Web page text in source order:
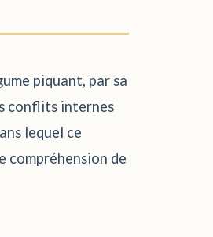
piquant, par sa
conflits internes
lequel ce
compréhension de